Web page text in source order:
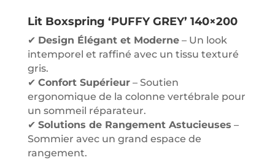
Lit Boxspring ‘PUFFY GREY’ 140×200
✔ Design Élégant et Moderne– Un look
intemporel et raffiné avec un tissu texturé
gris.
✔ Confort Supérieur– Soutien
ergonomique de la colonne vertébrale pour
un sommeil réparateur.
✔ Solutions de Rangement Astucieuses –
Sommier avec un grand espace de
rangement.